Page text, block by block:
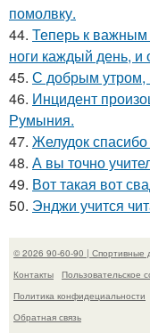
помолвку.
44. Теперь к
ноги каждый день, и
45. С добрым утром,
46. Инцидент
Румыния.
47. Желудок спасибо
48. А вы точно
49. Вот такая вот
50. Энджи учится
© 2026 90-60-90 | Спортивные
Контакты
Пользовательское
Политика конфидециальности
Обратная связь